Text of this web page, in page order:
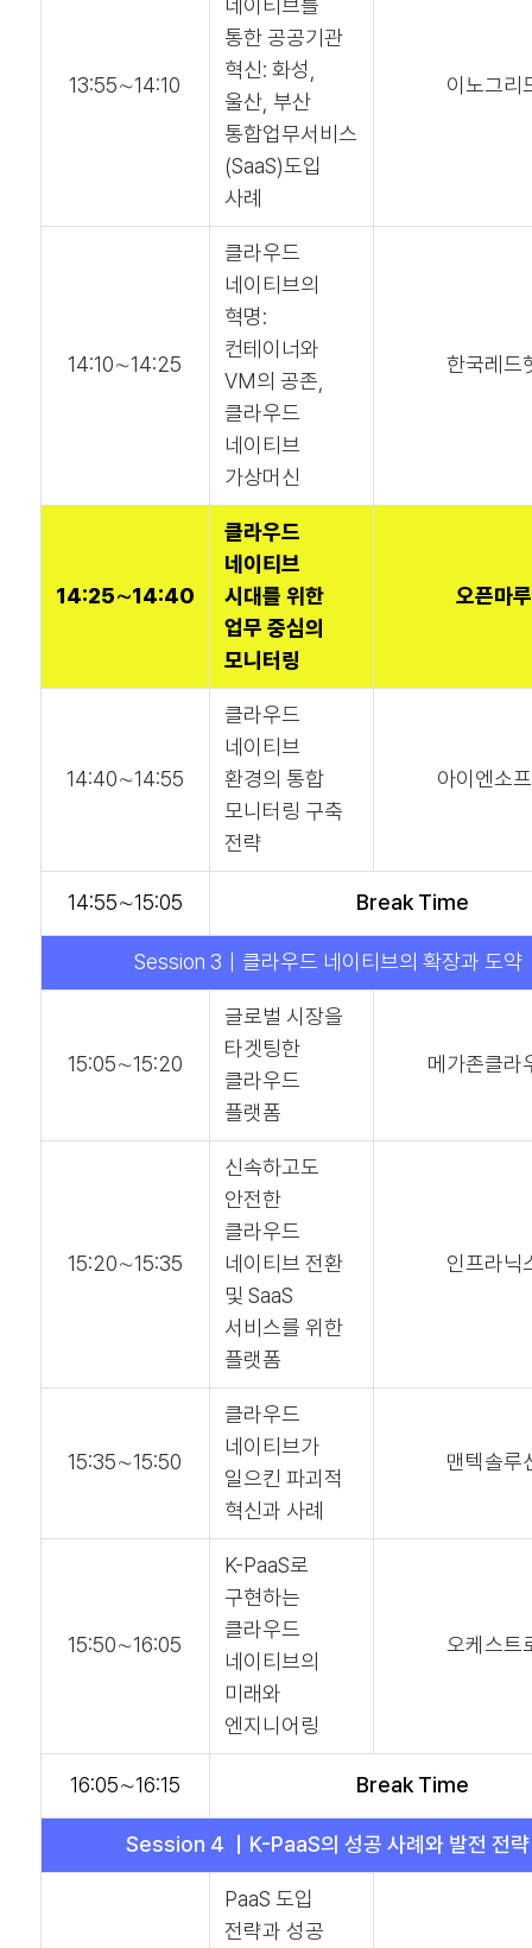
13:55∼14:10
통한 공공기관
혁신: 화성,
울산, 부산
통합업무서비스
(SaaS)도입
사례
이노그리
14:10∼14:25
클라우드
네이티브의
혁명:
컨테이너와
VM의 공존,
클라우드
네이티브
가상머신
한국레드
14:25∼14:40
클라우드
네이티브
시대를 위한
업무 중심의
모니터링
오픈마루
14:40∼14:55
클라우드
네이티브
환경의 통합
모니터링 구축
전략
아이엔소
14:55∼15:05 Break Time
Session 3｜클라우드 네이티브의 확장과 도약
15:05∼15:20
글로벌 시장을
타겟팅한
클라우드
플랫폼
메가존클라
15:20∼15:35
신속하고도
안전한
클라우드
네이티브 전환
및 SaaS
서비스를 위한
플랫폼
인프라닉
15:35∼15:50
클라우드
네이티브가
일으킨 파괴적
혁신과 사례
맨텍솔루
15:50∼16:05
K-PaaS로
구현하는
클라우드
네이티브의
미래와
엔지니어링
오케스트
16:05∼16:15 Break Time
Session 4 ｜K-PaaS의 성공 사례와 발전 전략
PaaS 도입
전략과 성공